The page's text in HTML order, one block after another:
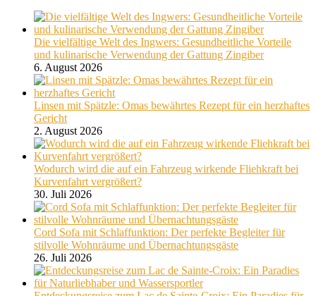
Die vielfältige Welt des Ingwers: Gesundheitliche Vorteile
und kulinarische Verwendung der Gattung Zingiber
6. August 2026
Linsen mit Spätzle: Omas bewährtes Rezept für ein herzhaftes
Gericht
2. August 2026
Wodurch wird die auf ein Fahrzeug wirkende Fliehkraft bei
Kurvenfahrt vergrößert?
30. Juli 2026
Cord Sofa mit Schlaffunktion: Der perfekte Begleiter für
stilvolle Wohnräume und Übernachtungsgäste
26. Juli 2026